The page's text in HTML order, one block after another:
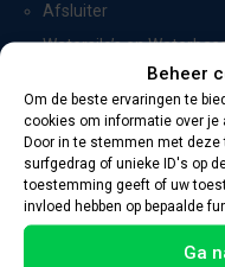
Beheer
Om de beste ervaringen te
cookies om informatie over je
Door in te stemmen met
surfgedrag of unieke ID's op
toestemming geeft of uw
invloed hebben op bepaalde
Ga
Afsluiter
Watersilo’s en
CERTIFICERING